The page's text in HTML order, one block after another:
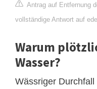
Antrag auf Entfernung
vollständige Antwort auf
Warum
Wasser?
Wässriger